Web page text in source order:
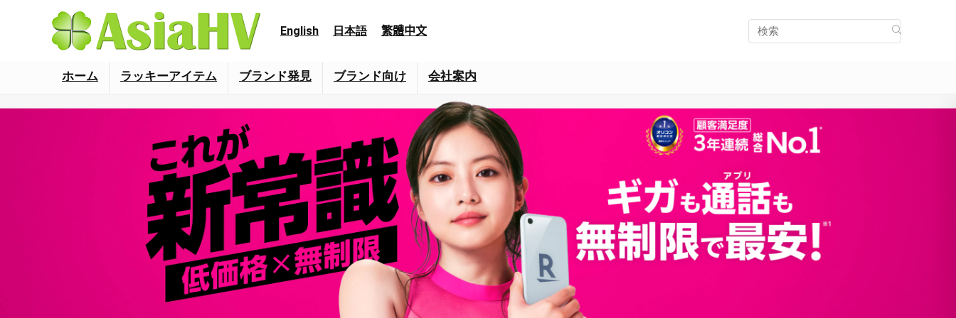
English 日本語 繁體中文
ホーム ラッキーアイテム ブランド発見 ブランド向け 会社案内